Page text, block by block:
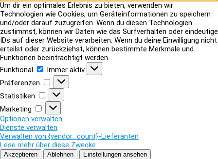
Um dir ein optimales Erlebnis zu bieten, verwenden wir
Technologien wie Cookies, um Geräteinformationen zu speichern
und/oder darauf zuzugreifen. Wenn du diesen Technologien
zustimmst, können wir Daten wie das Surfverhalten oder eindeutige
IDs auf dieser Website verarbeiten. Wenn du deine Einwilligung nicht
erteilst oder zurückziehst, können bestimmte Merkmale und
Funktionen beeinträchtigt werden.
Funktional
Funktional
Immer aktiv
Präferenzen
Präferenzen
Statistiken
Statistiken
Marketing
Marketing
Optionen verwalten
Dienste verwalten
Verwalten von {vendor_count}-Lieferanten
Lese mehr über diese Zwecke
Akzeptieren Ablehnen
Einstellungen ansehen